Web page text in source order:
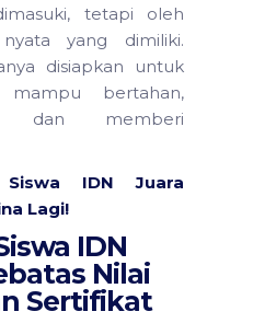
tetapi oleh
yang dimiliki.
disiapkan untuk
bertahan,
dan memberi
Siswa IDN Juara
Lagi!
IDN
Nilai
Sertifikat